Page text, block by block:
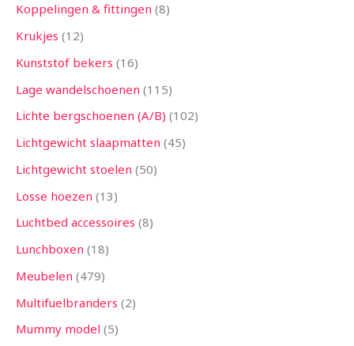
Koppelingen & fittingen 8
Krukjes 12
Kunststof bekers 16
Lage wandelschoenen 115
Lichte bergschoenen (A/B) 102
Lichtgewicht slaapmatten 45
Lichtgewicht stoelen 50
Losse hoezen 13
Luchtbed accessoires 8
Lunchboxen 18
Meubelen 479
Multifuelbranders 2
Mummy model 5